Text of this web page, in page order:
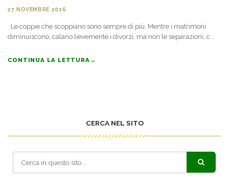
27 NOVEMBRE 2016
Le coppie che scoppiano sono sempre di più. Mentre i matrimoni
diminuiscono, calano lievemente i divorzi, ma non le separazioni, c...
CONTINUA LA LETTURA →
CERCA NEL SITO